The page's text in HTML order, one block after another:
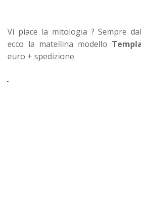
Vi piace la mitologia ? Sempre
ecco la matellina modello
euro + spedizione.